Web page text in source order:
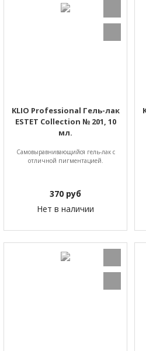
KLIO Professional Гель-лак
ESTET Collection № 201, 10
мл.
Самовыравнивающийся гель-лак с
отличной пигментацией.
370 руб
Нет в наличии